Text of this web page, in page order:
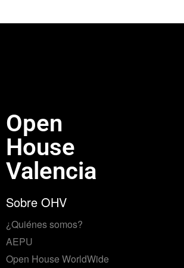
Open
House
Valencia
Sobre OHV
¿Quiénes somos?
AEPU
Open House WorldWide